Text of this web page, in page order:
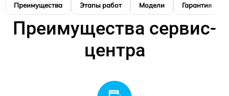
Преимущества Этапы работ Модели Гарантия
Преимущества сервис-
центра